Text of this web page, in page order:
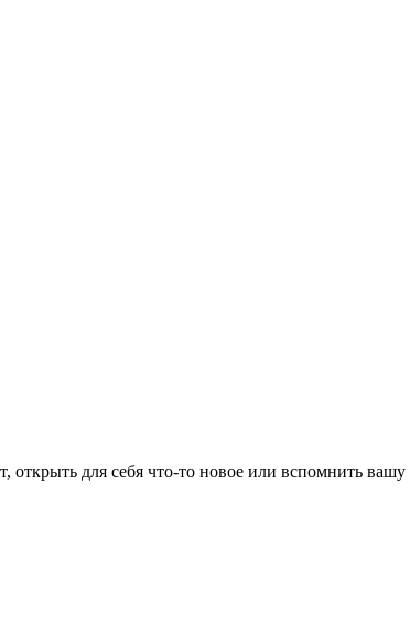
для себя что-то новое или вспомнить